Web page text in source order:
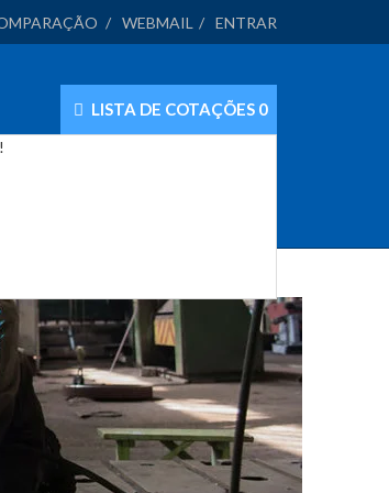
ENTRAR
WEBMAIL
LISTA DE COTAÇÕES 0